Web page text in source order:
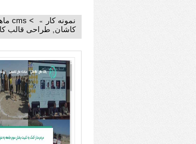
نمونه کار > cms ماهان
کاشان, طراحی قالب